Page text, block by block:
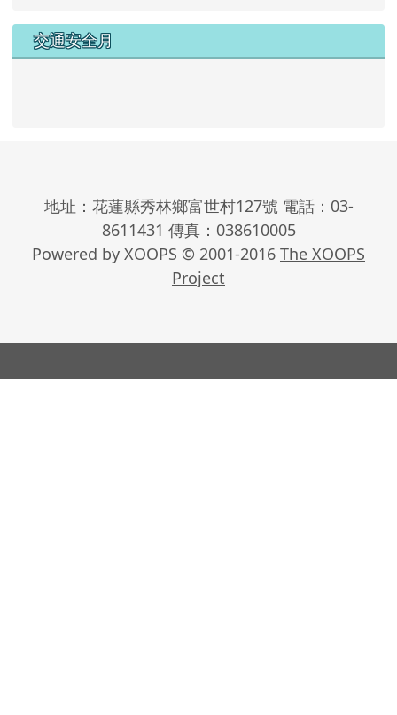
交通安全月
地址：花蓮縣秀林鄉富世村127號 電話：03-
8611431 傳真：038610005
Powered by XOOPS © 2001-2016 The XOOPS
Project